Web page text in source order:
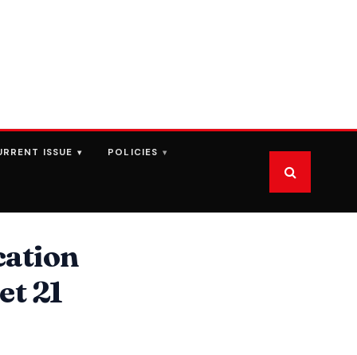
ISSUE POLICIES
21